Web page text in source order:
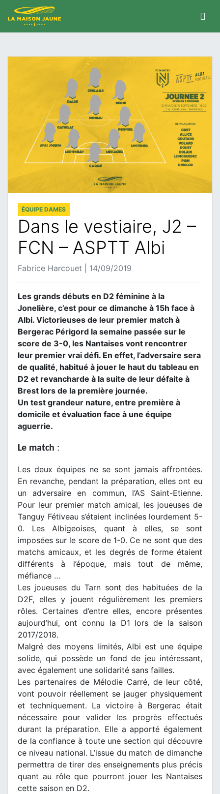
ÉQUIPE DAMES
Dans le vestiaire, J2 –
FCN – ASPTT Albi
Fabrice Harcouet | 14/09/2019
Les grands débuts en D2 féminine à la
Jonelière, c’est pour ce dimanche à 15h face à
Albi. Victorieuses de leur premier match à
Bergerac Périgord la semaine passée sur le
score de 3-0, les Nantaises vont rencontrer
leur premier vrai défi. En effet, l’adversaire sera
de qualité, habitué à jouer le haut du tableau en
D2 et revancharde à la suite de leur défaite à
Brest lors de la première journée.
Un test grandeur nature, entre première à
domicile et évaluation face à une équipe
aguerrie.
Le match :
Les deux équipes ne se sont jamais affrontées.
En revanche, pendant la préparation, elles ont eu
un adversaire en commun, l’AS Saint-Etienne.
Pour leur premier match amical, les joueuses de
Tanguy Fétiveau s’étaient inclinées lourdement 5-
0. Les Albigeoises, quant à elles, se sont
imposées sur le score de 1-0. Ce ne sont que des
matchs amicaux, et les degrés de forme étaient
différents à l’époque, mais tout de même,
méfiance …
Les joueuses du Tarn sont des habituées de la
D2F, elles y jouent régulièrement les premiers
rôles. Certaines d’entre elles, encore présentes
aujourd’hui, ont connu la D1 lors de la saison
2017/2018.
Malgré des moyens limités, Albi est une équipe
solide, qui possède un fond de jeu intéressant,
avec également une solidarité sans failles.
Les partenaires de Mélodie Carré, de leur côté,
vont pouvoir réellement se jauger physiquement
et techniquement. La victoire à Bergerac était
nécessaire pour valider les progrès effectués
durant la préparation. Elle a apporté également
de la confiance à toute une section qui découvre
ce niveau national. L’issue du match de dimanche
permettra de tirer des enseignements plus précis
quant au rôle que pourront jouer les Nantaises
cette saison en D2.